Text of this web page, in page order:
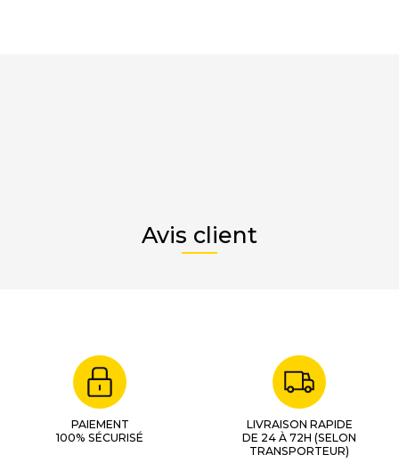
Avis client
PAIEMENT
100% SÉCURISÉ
LIVRAISON RAPIDE
DE 24 À 72H (SELON
TRANSPORTEUR)